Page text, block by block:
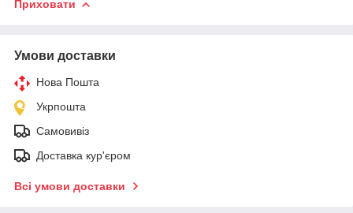
Приховати
Умови доставки
Нова Пошта
Укрпошта
Самовивіз
Доставка кур'єром
Всі умови доставки